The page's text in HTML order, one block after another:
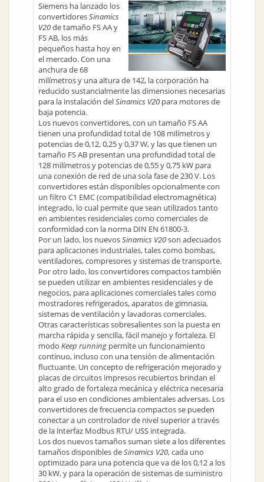
Siemens ha lanzado los
convertidoresSinamics
V20de tamaño FS AA y
FS AB, los más
pequeños hasta hoy en
el mercado. Con una
anchura de 68
milímetros y una altura de 142, la corporación ha
reducido sustancialmente las dimensiones necesarias
para la instalación delSinamics V20 para motores de
baja potencia.
Los nuevos convertidores, con un tamaño FS AA
tienen una profundidad total de 108 milímetros y
potencias de 0,12, 0,25 y 0,37 W, y las que tienen un
tamaño FS AB presentan una profundidad total de
128 milímetros y potencias de 0,55 y 0,75 kW para
una conexión de red de una sola fase de 230 V. Los
convertidores están disponibles opcionalmente con
un filtro C1 EMC (compatibilidad electromagnética)
integrado, lo cual permite que sean utilizados tanto
en ambientes residenciales como comerciales de
conformidad con la norma DIN EN 61800-3.
Por un lado, los nuevosSinamics V20son adecuados
para aplicaciones industriales, tales como bombas,
ventiladores, compresores y sistemas de transporte.
Por otro lado, los convertidores compactos también
se pueden utilizar en ambientes residenciales y de
negocios, para aplicaciones comerciales tales como
mostradores refrigerados, aparatos de gimnasia,
sistemas de ventilación y lavadoras comerciales.
Otras características sobresalientes son la puesta en
marcha rápida y sencilla, fácil manejo y fortaleza. El
modo Keep running permite un funcionamiento
continuo, incluso con una tensión de alimentación
fluctuante. Un concepto de refrigeración mejorado y
placas de circuitos impresos recubiertos brindan el
alto grado de fortaleza mecánica y eléctrica necesaria
para el uso en condiciones ambientales adversas. Los
convertidores de frecuencia compactos se pueden
conectar a un controlador de nivel superior a través
de la interfaz Modbus RTU/ USS integrada.
Los dos nuevos tamaños suman siete a los diferentes
tamaños disponibles deSinamics V20, cada uno
optimizado para una potencia que va de los 0,12 a los
30 kW, y para la operación de sistemas de suministro